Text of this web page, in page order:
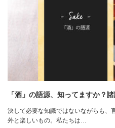
「酒」の語源、知ってますか？
決して必要な知識ではないながらも、
外と楽しいもの。私たちは…